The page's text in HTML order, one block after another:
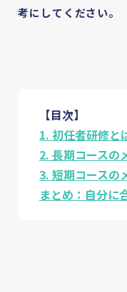
考にしてください。
【目次】
1. 初任者研修と
2. 長期コースの
3. 短期コースの
まとめ：自分に